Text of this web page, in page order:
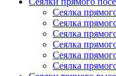
Сеялка
Сеялка
Сеялка
Сеялка
Сеялка
Сеялка